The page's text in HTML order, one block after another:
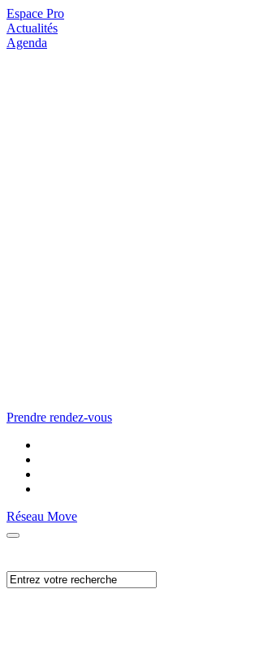
Espace Pro
Actualités
Agenda
Prendre rendez-vous
Réseau Move